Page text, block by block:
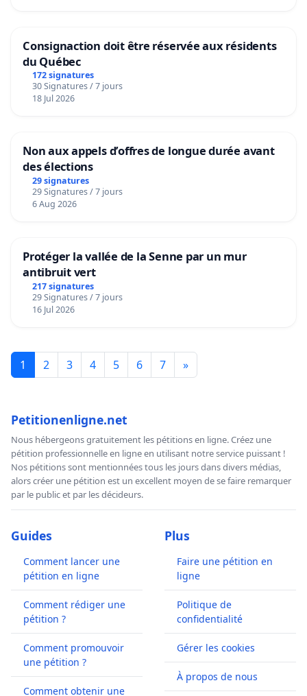
Consignaction doit être réservée aux résidents
du Québec
172 signatures
30 Signatures / 7 jours
18 Jul 2026
Non aux appels d’offres de longue durée avant
des élections
29 signatures
29 Signatures / 7 jours
6 Aug 2026
Protéger la vallée de la Senne par un mur
antibruit vert
217 signatures
29 Signatures / 7 jours
16 Jul 2026
1 2 3 4 5 6 7 »
Petitionenligne.net
Nous hébergeons gratuitement les pétitions en ligne. Créez une
pétition professionnelle en ligne en utilisant notre service puissant !
Nos pétitions sont mentionnées tous les jours dans divers médias,
alors créer une pétition est un excellent moyen de se faire remarquer
par le public et par les décideurs.
Guides
Comment lancer une
pétition en ligne
Comment rédiger une
pétition ?
Comment promouvoir
une pétition ?
Comment obtenir une
Plus
Faire une pétition en
ligne
Politique de
confidentialité
Gérer les cookies
À propos de nous